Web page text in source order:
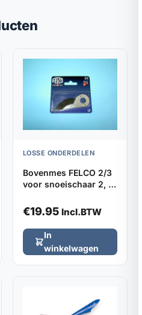
LOSSE ONDERDELEN
Bovenmes FELCO 2/3
voor snoeischaar 2, 4,
€19.95 Incl.BTW
In
winkelwagen